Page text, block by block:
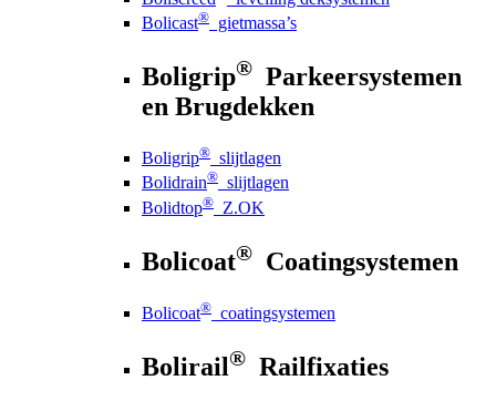
Bolicast® gietmassa’s
Boligrip® Parkeersystemen
en Brugdekken
Boligrip® slijtlagen
Bolidrain® slijtlagen
Bolidtop® Z.OK
Bolicoat® Coatingsystemen
Bolicoat® coatingsystemen
Bolirail® Railfixaties